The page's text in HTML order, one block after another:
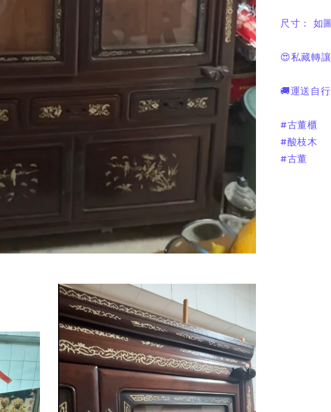
尺寸： 如
😍私藏轉
🚚運送自
#古董櫃
#酸枝木
#古董